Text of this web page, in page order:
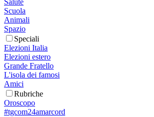
Salute
Scuola
Animali
Spazio
Speciali
Elezioni Italia
Elezioni estero
Grande Fratello
L'isola dei famosi
Amici
Rubriche
Oroscopo
#tgcom24amarcord